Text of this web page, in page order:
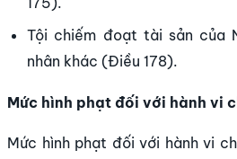
Tội chiếm đoạt tài sản của
nhân khác (Điều 178).
Mức hình phạt đối với hành vi
Mức hình phạt đối với hành vi